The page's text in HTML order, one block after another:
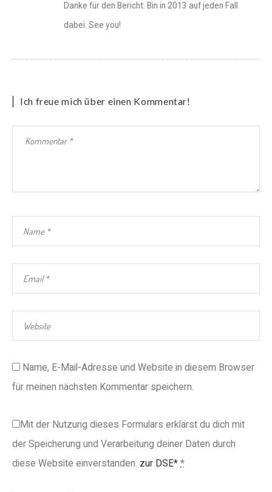
Danke für den Bericht. Bin in 2013 auf jeden Fall
dabei. See you!
Ich freue mich über einen Kommentar!
Name, E-Mail-Adresse und Website in diesem Browser
für meinen nächsten Kommentar speichern.
Mit der Nutzung dieses Formulars erklärst du dich mit
der Speicherung und Verarbeitung deiner Daten durch
diese Website einverstanden. zur DSE* *